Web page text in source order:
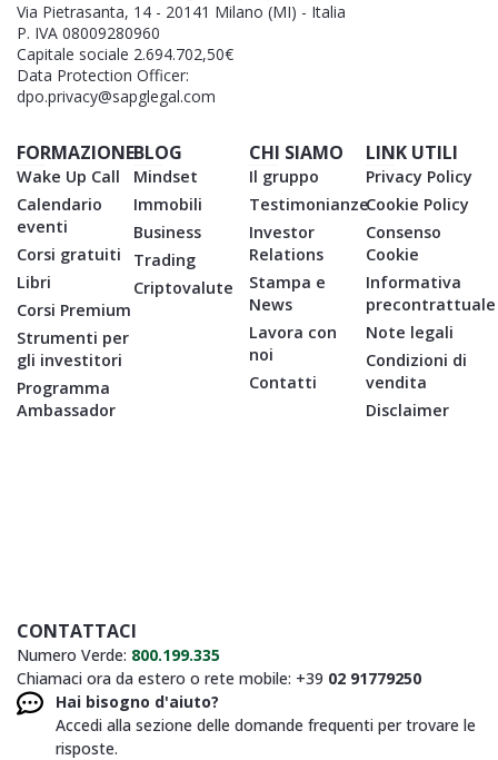
Via Pietrasanta, 14 - 20141 Milano (MI) - Italia
P. IVA 08009280960
Capitale sociale 2.694.702,50€
Data Protection Officer:
dpo.privacy@sapglegal.com
FORMAZIONE
Wake Up Call
Calendario
eventi
Corsi gratuiti
Libri
Corsi Premium
Strumenti per
gli investitori
Programma
Ambassador
BLOG
Mindset
Immobili
Business
Trading
Criptovalute
CHI SIAMO
Il gruppo
Testimonianze
Investor
Relations
Stampa e
News
Lavora con
noi
Contatti
LINK UTILI
Privacy Policy
Cookie Policy
Consenso
Cookie
Informativa
precontrattuale
Note legali
Condizioni di
vendita
Disclaimer
CONTATTACI
Numero Verde: 800.199.335
Chiamaci ora da estero o rete mobile: +39 02 91779250
Hai bisogno d'aiuto?
Accedi alla sezione delle domande frequenti per trovare le
risposte.